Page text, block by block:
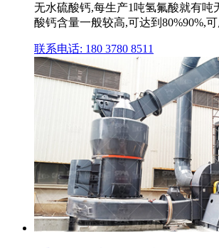
无水硫酸钙,每生产1吨氢氟酸就有吨
酸钙含量一般较高,可达到80%90%,
联系电话: 180 3780 8511